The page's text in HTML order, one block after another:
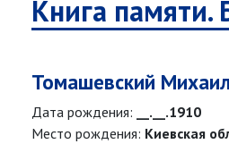
Книга памяти.
Томашевский
Дата рождения:
__.__.1910
Место рождения: Киевская